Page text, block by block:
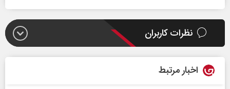
نظرات کاربران
اخبار مرتبط